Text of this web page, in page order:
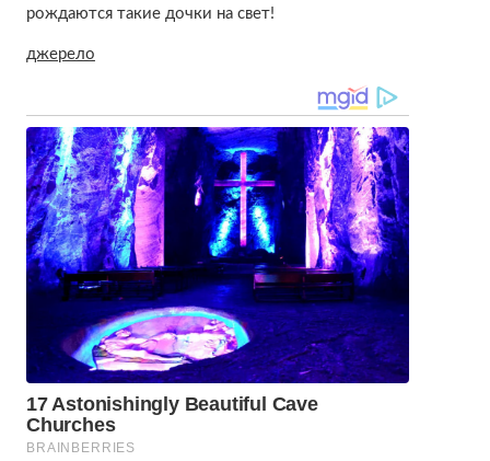
рождаются такие дочки на свет!
джерело